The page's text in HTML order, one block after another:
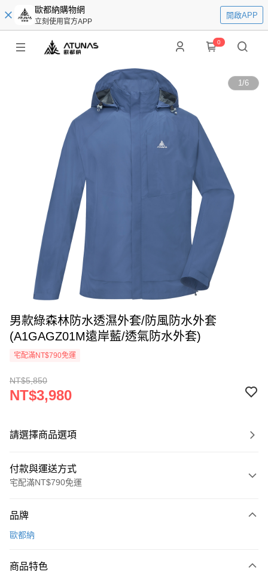
歐都納購物網
立刻使用官方APP
開啟APP
0
1/6
男款綠森林防水透濕外套/防風防水外套
(A1GAGZ01M遠岸藍/透氣防水外套)
宅配滿NT$790免運
NT$5,850
NT$3,980
請選擇商品選項
付款與運送方式
宅配滿NT$790免運
信用卡一次付款
3 期 0 利率 每期
品牌
歐都納
商品特色